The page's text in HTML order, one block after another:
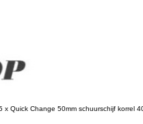
x Quick Change 50mm schuurschijf korrel